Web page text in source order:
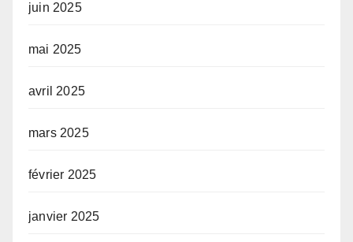
juin 2025
mai 2025
avril 2025
mars 2025
février 2025
janvier 2025